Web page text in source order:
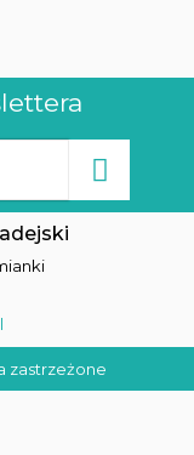
zastrzeżone